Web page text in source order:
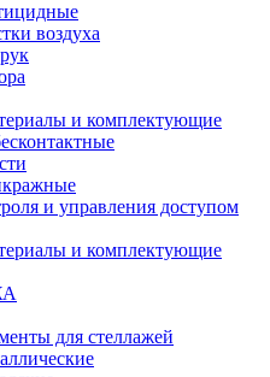
воздуха
и комплектующие
и управления доступом
и комплектующие
для стеллажей